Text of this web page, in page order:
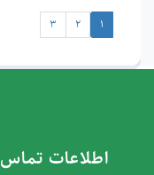
1
2
3
اطلاعات تماس